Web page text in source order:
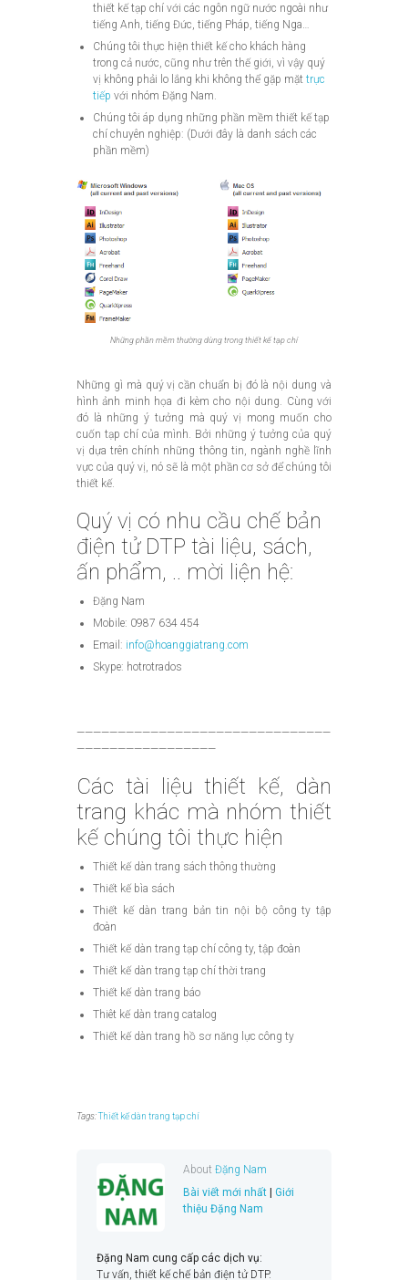
thiết kế tạp chí với các ngôn ngữ nước ngoài như
tiếng Anh, tiếng Đức, tiếng Pháp, tiếng Nga…
Chúng tôi thực hiện thiết kế cho khách hàng
trong cả nước, cũng như trên thế giới, vì vậy quý
vị không phải lo lắng khi không thể gặp mặt trực
tiếp với nhóm Đặng Nam.
Chúng tôi áp dụng những phần mềm thiết kế tạp
chí chuyên nghiệp: (Dưới đây là danh sách các
phần mềm)
Những phần mềm thường dùng trong thiết kế tạp chí
Những gì mà quý vị cần chuẩn bị đó là nội dung và
hình ảnh minh họa đi kèm cho nội dung. Cùng với
đó là những ý tưởng mà quý vị mong muốn cho
cuốn tạp chí của mình. Bởi những ý tưởng của quý
vị dựa trên chính những thông tin, ngành nghề lĩnh
vực của quý vị, nó sẽ là một phần cơ sở để chúng tôi
thiết kế.
Quý vị có nhu cầu chế bản
điện tử DTP tài liệu, sách,
ấn phẩm, .. mời liện hệ:
Đặng Nam
Mobile: 0987 634 454
Email: info@hoanggiatrang.com
Skype: hotrotrados
———————————————————————————————
—————————————————
Các tài liệu thiết kế, dàn
trang khác mà nhóm thiết
kế chúng tôi thực hiện
Thiết kế dàn trang sách thông thường
Thiết kế bìa sách
Thiết kế dàn trang bản tin nội bộ công ty tập
đoàn
Thiết kế dàn trang tạp chí công ty, tập đoàn
Thiết kế dàn trang tạp chí thời trang
Thiết kế dàn trang báo
Thiêt kế dàn trang catalog
Thiết kế dàn trang hồ sơ năng lực công ty
Tags:Thiết kế dàn trang tạp chí
AboutĐặng Nam
Bài viết mới nhất |Giới
thiệu Đặng Nam
Đặng Nam cung cấp các dịch vụ:
Tư vấn, thiết kế chế bản điện tử DTP.